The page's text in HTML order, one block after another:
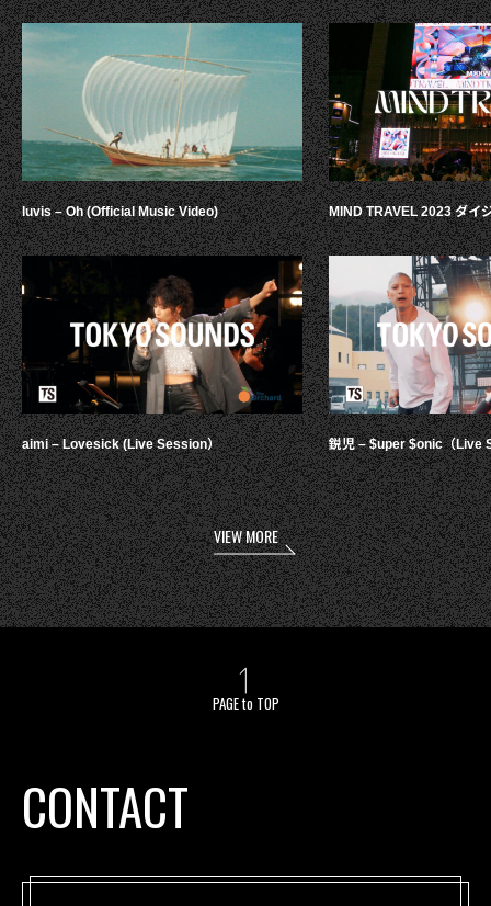
luvis – Oh (Official Music Video)
aimi – Lovesick (Live Session）
MIND TRAVEL 2023 ダイ
鋭児 – $uper $onic（Live
VIEW MORE
PAGE to TOP
CONTACT